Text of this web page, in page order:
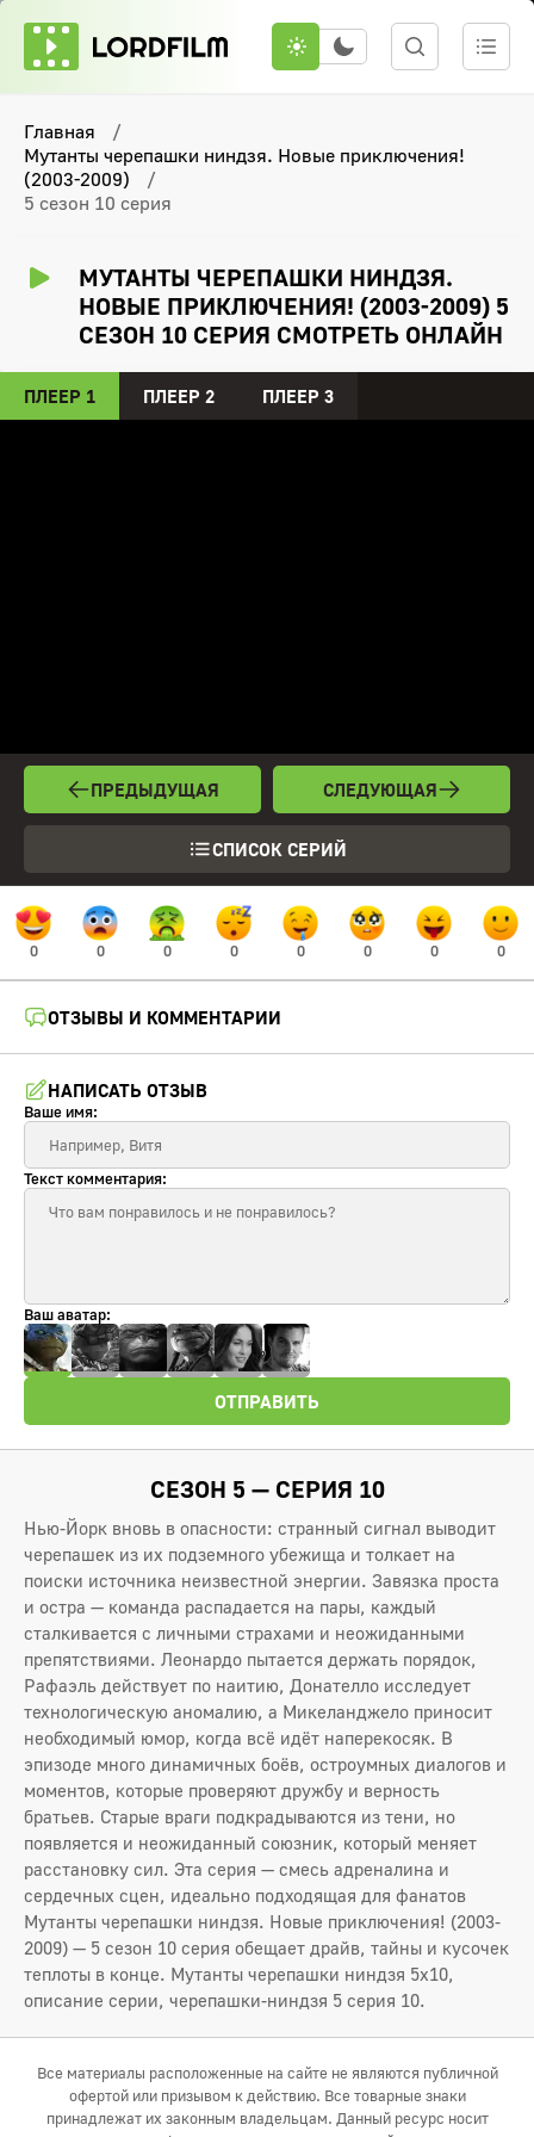
Главная
Мутанты черепашки ниндзя. Новые приключения!
(2003-2009)
5 сезон 10 серия
МУТАНТЫ ЧЕРЕПАШКИ НИНДЗЯ.
НОВЫЕ ПРИКЛЮЧЕНИЯ! (2003-2009) 5
СЕЗОН 10 СЕРИЯ СМОТРЕТЬ ОНЛАЙН
ПЛЕЕР 1 ПЛЕЕР 2 ПЛЕЕР 3
ПРЕДЫДУЩАЯ
СПИСОК СЕРИЙ
СЛЕДУЮЩАЯ
0 0 0 0 0 0 0 0
ОТЗЫВЫ И КОММЕНТАРИИ
НАПИСАТЬ ОТЗЫВ
Ваше имя:
Текст комментария:
Ваш аватар:
ОТПРАВИТЬ
СЕЗОН 5 — СЕРИЯ 10
Нью-Йорк вновь в опасности: странный сигнал выводит
черепашек из их подземного убежища и толкает на
поиски источника неизвестной энергии. Завязка проста
и остра — команда распадается на пары, каждый
сталкивается с личными страхами и неожиданными
препятствиями. Леонардо пытается держать порядок,
Рафаэль действует по наитию, Донателло исследует
технологическую аномалию, а Микеланджело приносит
необходимый юмор, когда всё идёт наперекосяк. В
эпизоде много динамичных боёв, остроумных диалогов и
моментов, которые проверяют дружбу и верность
братьев. Старые враги подкрадываются из тени, но
появляется и неожиданный союзник, который меняет
расстановку сил. Эта серия — смесь адреналина и
сердечных сцен, идеально подходящая для фанатов
Мутанты черепашки ниндзя. Новые приключения! (2003-
2009) — 5 сезон 10 серия обещает драйв, тайны и кусочек
теплоты в конце. Мутанты черепашки ниндзя 5x10,
описание серии, черепашки-ниндзя 5 серия 10.
Все материалы расположенные на сайте не являются публичной
офертой или призывом к действию. Все товарные знаки
принадлежат их законным владельцам. Данный ресурс носит